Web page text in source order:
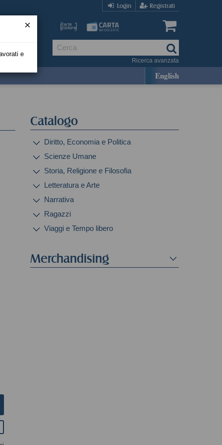
Login Registrati
Ricerca avanzata
English
Catalogo
Diritto, Economia e Politica
Scienze Umane
Storia, Religione e Filosofia
Letteratura e Arte
Narrativa
Ragazzi
Viaggi e Tempo libero
Merchandising
e